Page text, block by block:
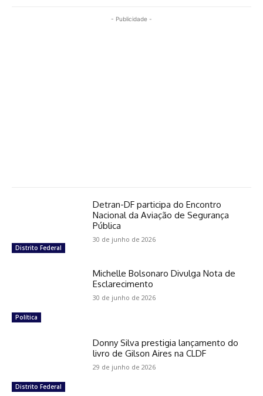
- Publicidade -
Distrito Federal
Detran-DF participa do Encontro
Nacional da Aviação de Segurança
Pública
30 de junho de 2026
Política
Michelle Bolsonaro Divulga Nota de
Esclarecimento
30 de junho de 2026
Distrito Federal
Donny Silva prestigia lançamento do
livro de Gilson Aires na CLDF
29 de junho de 2026